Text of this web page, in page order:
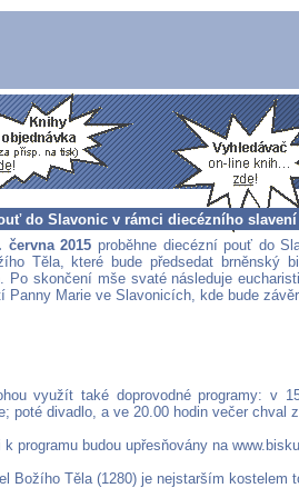
do Slavonic v rámci diecézního slavení
června 2015 proběhne diecézní pouť do
Těla, které bude předsedat brněnský
Po skončení mše svaté následuje
Panny Marie ve Slavonicích, kde bude
využít také doprovodné programy: v
poté divadlo, a ve 20.00 hodin večer chval
k programu budou upřesňovány na
Božího Těla (1280) je nejstarším